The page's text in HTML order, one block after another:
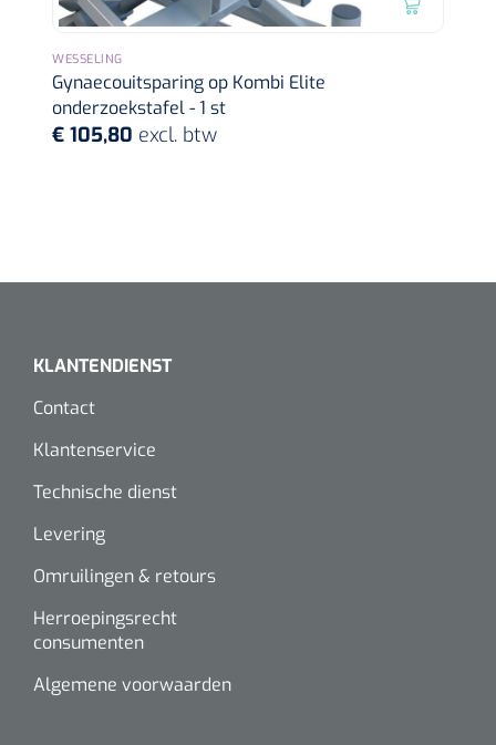
WESSELING
Gynaecouitsparing op Kombi Elite
onderzoekstafel - 1 st
€ 105,80 excl. btw
KLANTENDIENST
Contact
Klantenservice
Technische dienst
Levering
Omruilingen & retours
Herroepingsrecht
consumenten
Algemene voorwaarden